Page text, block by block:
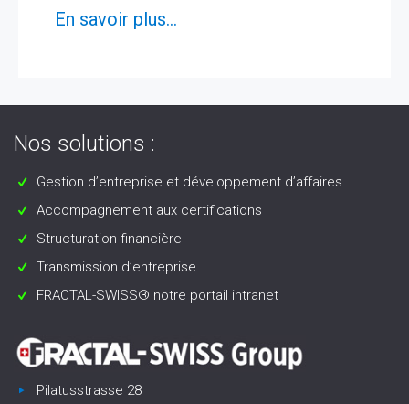
En savoir plus...
Nos solutions :
Gestion d’entreprise et développement d’affaires
Accompagnement aux certifications
Structuration financière
Transmission d’entreprise
FRACTAL-SWISS® notre portail intranet
Pilatusstrasse 28